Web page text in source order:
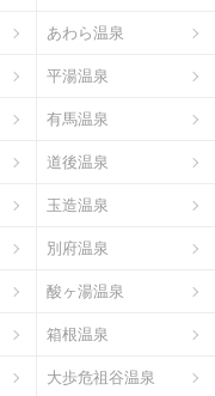
あわら温泉
平湯温泉
有馬温泉
道後温泉
玉造温泉
別府温泉
酸ヶ湯温泉
箱根温泉
大歩危祖谷温泉